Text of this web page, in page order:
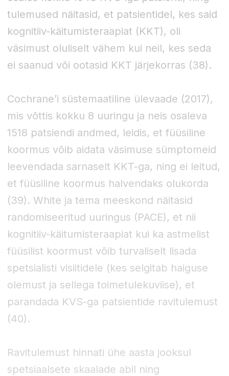
tulemused näitasid, et patsientidel, kes said
kognitiiv-käitumisteraapiat (KKT), oli
väsimust oluliselt vähem kui neil, kes seda
ei saanud või ootasid KKT järjekorras (38).
Cochrane’i süstemaatiline ülevaade (2017),
mis võttis kokku 8 uuringu ja neis osaleva
1518 patsiendi andmed, leidis, et füüsiline
koormus võib aidata väsimuse sümptomeid
leevendada sarnaselt KKT-ga, ning ei leitud,
et füüsiline koormus halvendaks olukorda
(39). White ja tema meeskond näitasid
randomiseeritud uuringus (PACE), et nii
kognitiiv-käitumisteraapiat kui ka astmelist
füüsilist koormust võib turvaliselt lisada
spetsialisti visiitidele (kes selgitab haiguse
olemust ja sellega toimetulekuviise), et
parandada KVS-ga patsientide ravitulemust
(40).
Ravitulemust hinnati ühe aasta jooksul
spetsiaalsete skaalade abil ning